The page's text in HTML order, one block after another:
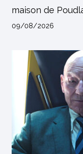
maison de
09/08/2026